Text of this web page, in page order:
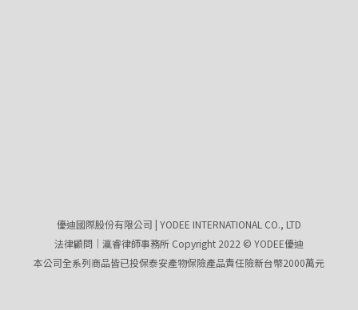
優迪國際股份有限公司 | YODEE INTERNATIONAL CO., LTD
法律顧問｜瀛睿律師事務所 Copyright 2022 © YODEE優迪
本公司全系列商品皆已投保泰安產物保險產品責任險新台幣2000萬元